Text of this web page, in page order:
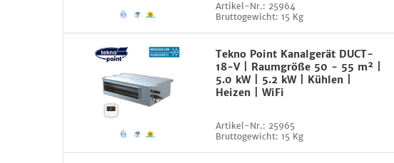
Artikel-Nr.: 25964
Bruttogewicht: 15 Kg
Tekno Point Kanalgerät DUCT-
18-V | Raumgröße 50 - 55 m² |
5.0 kW | 5.2 kW | Kühlen |
Heizen | WiFi
Artikel-Nr.: 25965
Bruttogewicht: 15 Kg